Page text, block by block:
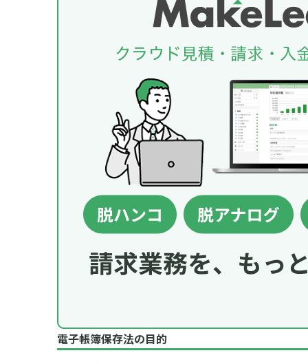
電子帳簿保存法の目的